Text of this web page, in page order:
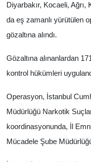
Diyarbakır, Kocaeli, Ağrı,
da eş zamanlı yürütülen
gözaltına alındı.
Gözaltına alınanlardan
kontrol hükümleri
Operasyon, İstanbul
Müdürlüğü Narkotik
koordinasyonunda, İl
Mücadele Şube